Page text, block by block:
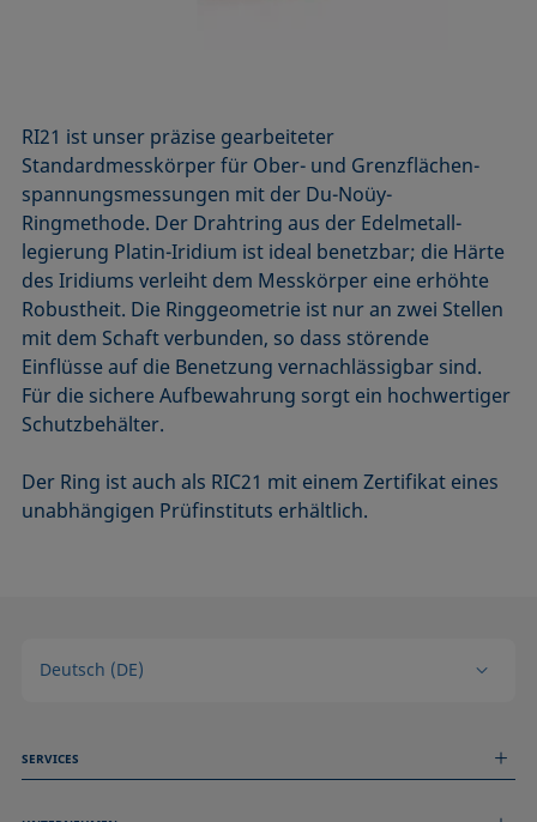
RI21 ist unser präzise gearbeiteter
Standardmesskörper für Ober- und Grenz­flächen­
spannungs­messungen mit der Du-Noüy-
Ringmethode. Der Drahtring aus der Edelmetall­
legierung Platin-Iridium ist ideal benetzbar; die Härte
des Iridiums verleiht dem Messkörper eine erhöhte
Robustheit. Die Ringgeometrie ist nur an zwei Stellen
mit dem Schaft verbunden, so dass störende
Einflüsse auf die Benetzung vernachlässigbar sind.
Für die sichere Aufbewahrung sorgt ein hochwertiger
Schutzbehälter.
Der Ring ist auch als RIC21 mit einem Zertifikat eines
unabhängigen Prüfinstituts erhältlich.
Deutsch (DE)
SERVICES